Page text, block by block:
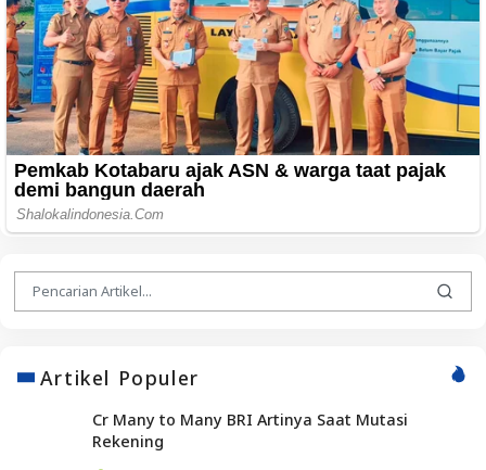
Artikel Populer
Cr Many to Many BRI Artinya Saat Mutasi
Rekening